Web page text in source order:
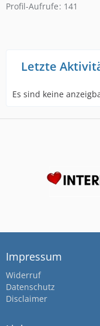
Profil-Aufrufe 141
Letzte
Es sind keine
Impressum
Widerruf
Datenschutz
Disclaimer